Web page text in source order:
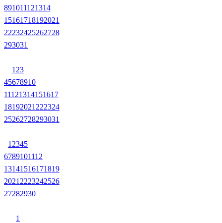
891011121314
15161718192021
22232425262728
293031
1 23
45678910
11121314151617
18192021 222324
25262728293031
1 2345
6789101112
13141516171819
2021 2223242526
27282930
1